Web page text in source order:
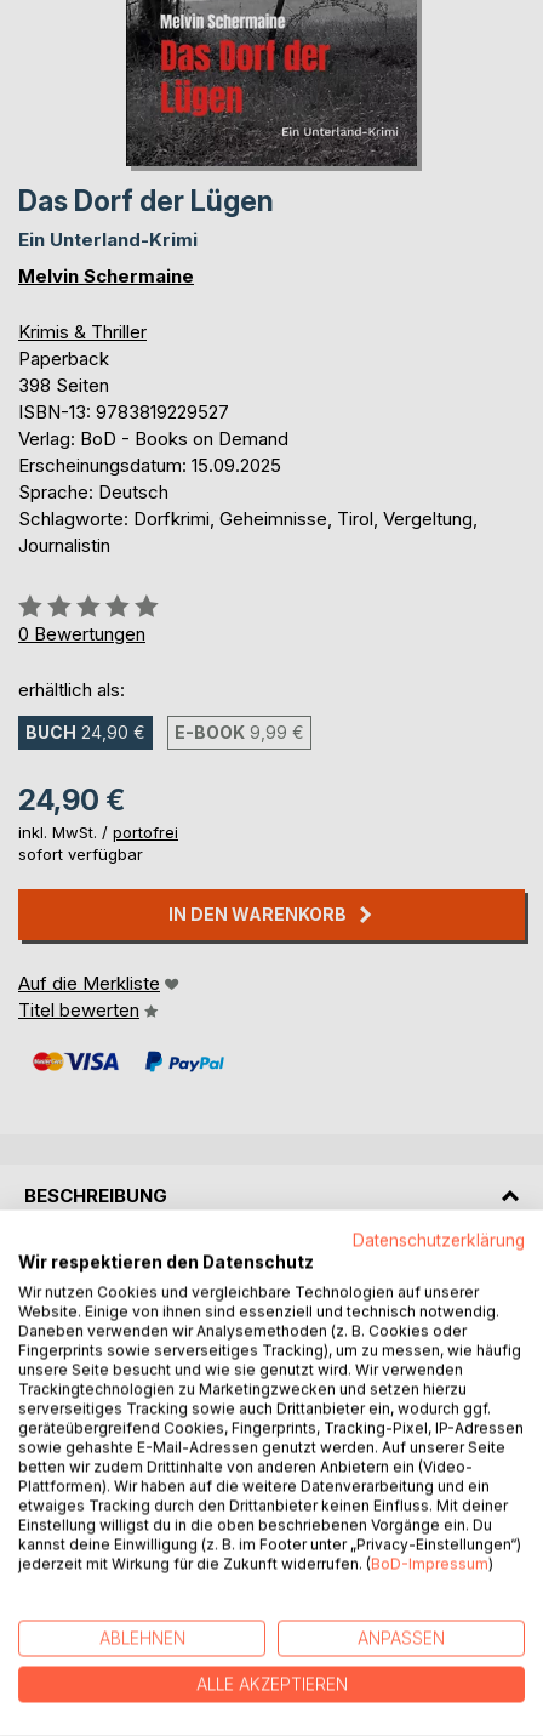
Das Dorf der Lügen
Ein Unterland-Krimi
Melvin Schermaine
Krimis & Thriller
Paperback
398 Seiten
ISBN-13: 9783819229527
Verlag: BoD - Books on Demand
Erscheinungsdatum: 15.09.2025
Sprache: Deutsch
Schlagworte: Dorfkrimi, Geheimnisse, Tirol, Vergeltung,
Journalistin
Bewertung::
0%
0 Bewertungen
erhältlich als:
BUCH 24,90 € E-BOOK 9,99 €
24,90 €
inkl. MwSt. / portofrei
sofort verfügbar
IN DEN WARENKORB
Auf die Merkliste
Titel bewerten
BESCHREIBUNG
In Oberkogel, einem abgelegenen Tiroler Dorf, scheint die
Zeit wie eingefroren, und mit ihr tödliche Geheimnisse. Als
Gerhard Fuchs während der Eröffnung des neuen Hotels
tot zusammenbricht, zerbröselt die trügerische Idylle des
Dorfes. Schnell wird klar: Sein Tod war kein Zufall, sondern
Mord.
Joe Plank, eine Journalistin, die eigentlich nur Ruhe und
Abstand sucht, gerät unvermittelt in den Strudel düsterer
Machenschaften. Je tiefer sie gräbt, desto mehr stößt sie
auf eisernes Schweigen, Lügen und verdeckte Drohungen.
Was wusste Gerhard Fuchs, das ihn zum Mordopfer
machte? Welche alten Verbrechen schlummern unter der
Oberfläche dieses scheinbar so friedlichen Dorfes?
bemerkt sie nicht, dass sie selbst längst zur Gejagten
geworden ist. In Oberkogel gilt eine eiserne Regel: Wer zu
viele Fragen stellt, verschwindet.
"Das Dorf der Lügen" ist ein packender Kriminalroman über
Datenschutzerklärung
Wir respektieren den Datenschutz
Wir nutzen Cookies und vergleichbare Technologien auf unserer
Website. Einige von ihnen sind essenziell und technisch notwendig.
Daneben verwenden wir Analysemethoden (z. B. Cookies oder
Fingerprints sowie serverseitiges Tracking), um zu messen, wie häufig
unsere Seite besucht und wie sie genutzt wird. Wir verwenden
Trackingtechnologien zu Marketingzwecken und setzen hierzu
serverseitiges Tracking sowie auch Drittanbieter ein, wodurch ggf.
geräteübergreifend Cookies, Fingerprints, Tracking-Pixel, IP-Adressen
sowie gehashte E-Mail-Adressen genutzt werden. Auf unserer Seite
betten wir zudem Drittinhalte von anderen Anbietern ein (Video-
Plattformen). Wir haben auf die weitere Datenverarbeitung und ein
etwaiges Tracking durch den Drittanbieter keinen Einfluss. Mit deiner
Einstellung willigst du in die oben beschriebenen Vorgänge ein. Du
kannst deine Einwilligung (z. B. im Footer unter „Privacy-Einstellungen“)
jederzeit mit Wirkung für die Zukunft widerrufen. (BoD-Impressum)
ABLEHNEN ANPASSEN
ALLE AKZEPTIEREN